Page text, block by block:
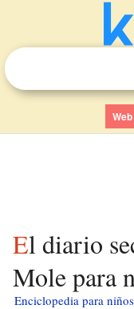
Web
El diario secreto de Adrian
Mole para
Enciclopedia para niños